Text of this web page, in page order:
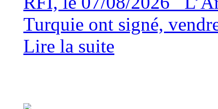
Turquie ont signé,
Lire la suite